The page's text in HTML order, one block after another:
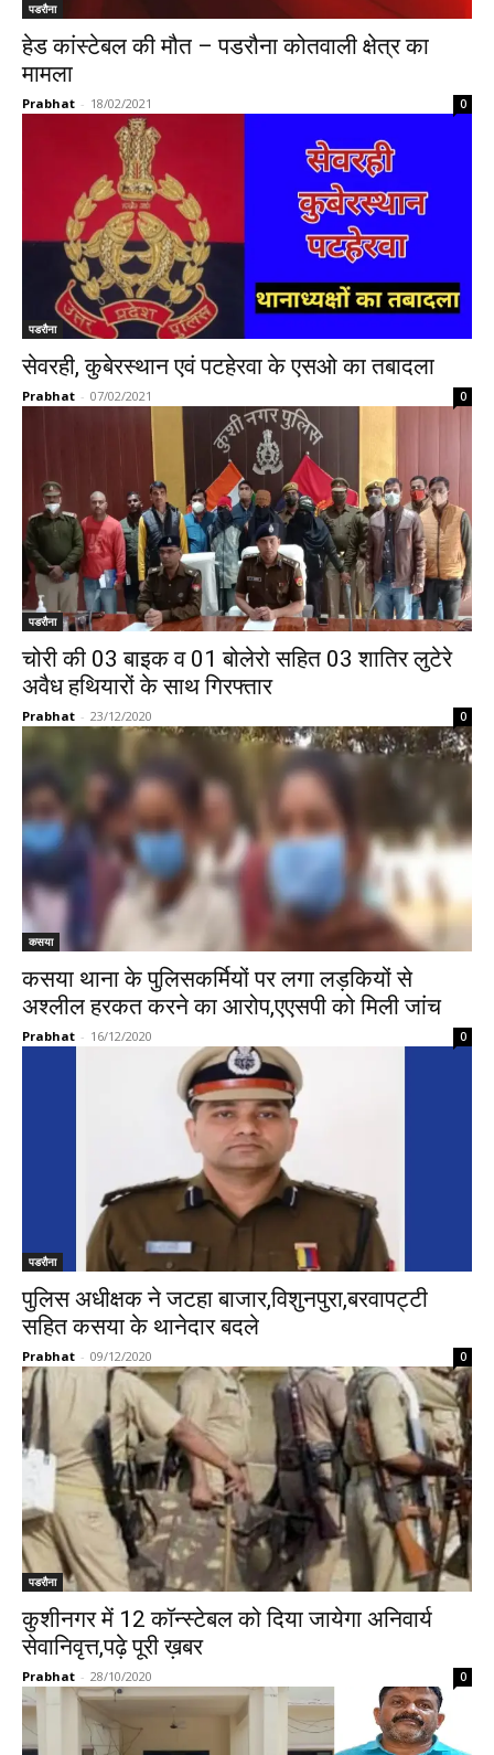
पडरौना
हेड कांस्टेबल की मौत – पडरौना कोतवाली क्षेत्र का
मामला
Prabhat - 18/02/2021 0
पडरौना
सेवरही, कुबेरस्थान एवं पटहेरवा के एसओ का तबादला
Prabhat - 07/02/2021 0
पडरौना
चोरी की 03 बाइक व 01 बोलेरो सहित 03 शातिर लुटेरे
अवैध हथियारों के साथ गिरफ्तार
Prabhat - 23/12/2020 0
कसया
कसया थाना के पुलिसकर्मियों पर लगा लड़कियों से
अश्लील हरकत करने का आरोप,एएसपी को मिली जांच
Prabhat - 16/12/2020 0
पडरौना
पुलिस अधीक्षक ने जटहा बाजार,विशुनपुरा,बरवापट्टी
सहित कसया के थानेदार बदले
Prabhat - 09/12/2020 0
पडरौना
कुशीनगर में 12 कॉन्स्टेबल को दिया जायेगा अनिवार्य
सेवानिवृत्त,पढ़े पूरी ख़बर
Prabhat - 28/10/2020 0